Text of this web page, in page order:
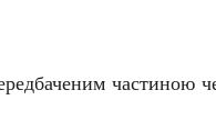
частиною